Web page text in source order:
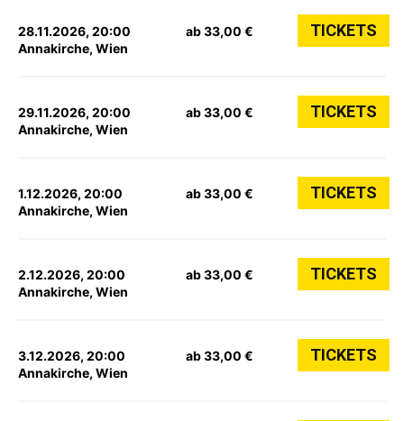
28.11.2026, 20:00
Annakirche, Wien
ab 33,00 € TICKETS
29.11.2026, 20:00
Annakirche, Wien
ab 33,00 € TICKETS
1.12.2026, 20:00
Annakirche, Wien
ab 33,00 € TICKETS
2.12.2026, 20:00
Annakirche, Wien
ab 33,00 € TICKETS
3.12.2026, 20:00
Annakirche, Wien
ab 33,00 € TICKETS